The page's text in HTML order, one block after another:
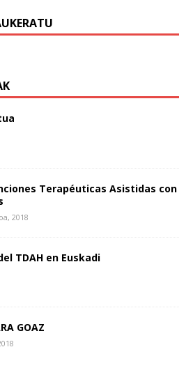
Terapéuticas Asistidas con
2018
TDAH en Euskadi
GOAZ